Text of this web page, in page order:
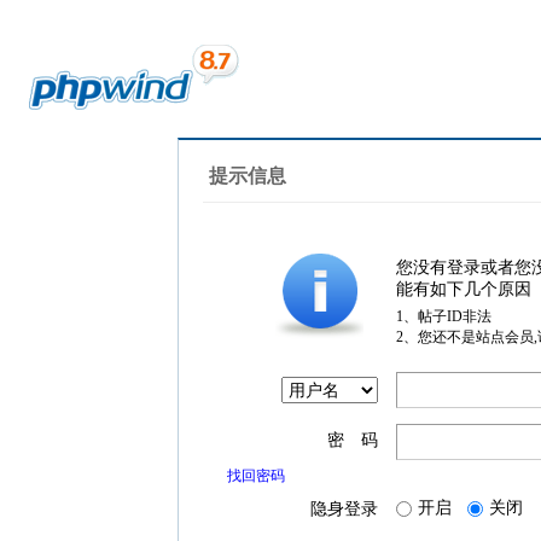
提示信息
您没有登录或者您
能有如下几个原因
1、帖子ID非法
2、您还不是站点会员
密 码
找回密码
隐身登录 开启 关闭